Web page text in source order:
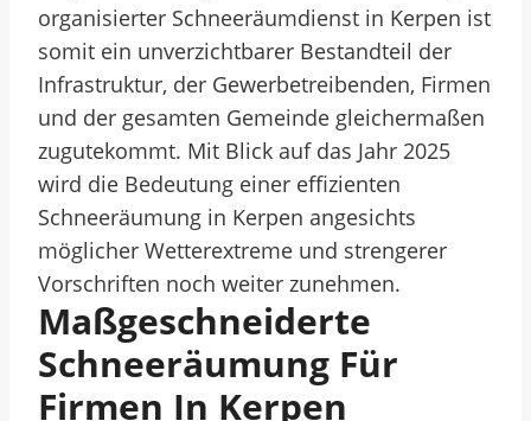
organisierter Schneeräumdienst in Kerpen ist
somit ein unverzichtbarer Bestandteil der
Infrastruktur, der Gewerbetreibenden, Firmen
und der gesamten Gemeinde gleichermaßen
zugutekommt. Mit Blick auf das Jahr 2025
wird die Bedeutung einer effizienten
Schneeräumung in Kerpen angesichts
möglicher Wetterextreme und strengerer
Vorschriften noch weiter zunehmen.
Maßgeschneiderte
Schneeräumung Für
Firmen In Kerpen